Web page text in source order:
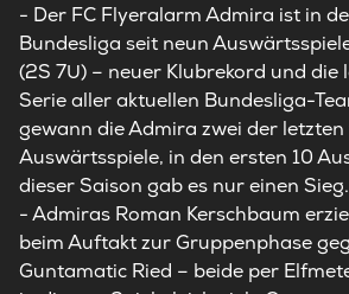
- Der FC Flyeralarm Admira ist in
Bundesliga seit neun
(2S 7U) – neuer Klubrekord und die
Serie aller aktuellen Bundesliga-
gewann die Admira zwei der
Auswärtsspiele, in den ersten 10
dieser Saison gab es nur einen Sieg.
- Admiras Roman Kerschbaum
beim Auftakt zur Gruppenphase
Guntamatic Ried – beide per